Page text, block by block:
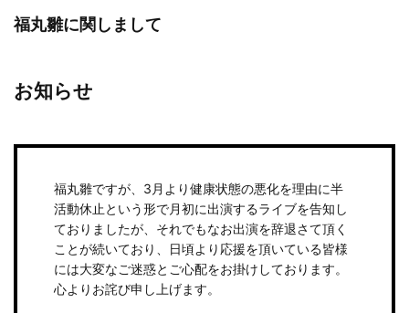
福丸雛に関しまして
お知らせ
福丸雛ですが、3月より健康状態の悪化を理由に半
活動休止という形で月初に出演するライブを告知し
ておりましたが、それでもなお出演を辞退さて頂く
ことが続いており、日頃より応援を頂いている皆様
には大変なご迷惑とご心配をお掛けしております。
心よりお詫び申し上げます。